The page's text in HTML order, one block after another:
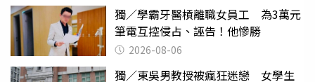
獨／學霸牙醫槓離職女員工 為3萬元
筆電互控侵占、誣告！他慘勝
2026-08-06
獨／東吳男教授被瘋狂迷戀 女學生